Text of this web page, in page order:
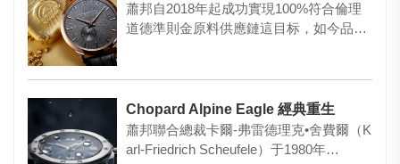
蕭邦自2018年起成功實現100%符合倫理
道德準則金原料供應鏈這目标，如今品牌
Chopard Alpine Eagle 經典重生
蕭邦聯合總裁卡爾-弗雷德理克•舍費爾（K
arl-Friedrich Scheufele）于1980年…